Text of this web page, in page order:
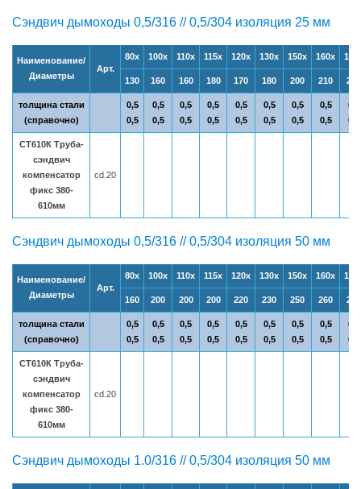
Сэндвич дымоходы 0,5/316 // 0,5/304 изоляция 25 мм
Наименование/
Диаметры
Арт.
80х 100х 110х 115х 120х 130х 150х 160х
130 160 160 180 170 180 200 210 230
толщина стали
(справочно)
0,5
0,5
0,5
0,5
0,5
0,5
0,5
0,5
0,5
0,5
0,5
0,5
0,5
0,5
0,5
0,5
0,5
0,5
СТ610К Труба-
сэндвич
компенсатор
фикс 380-
610мм
cd.20
Сэндвич дымоходы 0,5/316 // 0,5/304 изоляция 50 мм
Наименование/
Диаметры
Арт.
80х 100х 110х 115х 120х 130х 150х 160х
160 200 200 200 220 230 250 260 280
толщина стали
(справочно)
0,5
0,5
0,5
0,5
0,5
0,5
0,5
0,5
0,5
0,5
0,5
0,5
0,5
0,5
0,5
0,5
0,5
0,5
СТ610К Труба-
сэндвич
компенсатор
фикс 380-
610мм
cd.20
Сэндвич дымоходы 1.0/316 // 0,5/304 изоляция 50 мм